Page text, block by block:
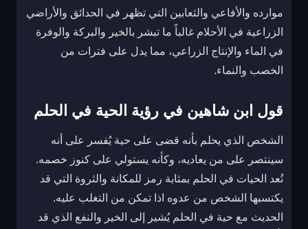
موارده والأفاعي والثعابين التي تظهر في الحدائق والأراضي
الزراعية في الأحلام غالباً ما تبشر بالخير والبركة والوفرة
في الماء والإنتاج الزراعي، مما يدل على فترات من
الخصب والنماء.
قول ابن شاهين في رؤية الحية في الحلم
الشخص الذي يحلم بأنه قضى على حية يُفسر على أنه
سينتصر على من يعاديه، وكأنه يستولي على كنوز خصمه.
تُعد الحيات في الحلم بمثابة رمز للمكانة والثروة التي قد
يكتسبها الشخص من عدوه اذا تمكن من التغلب عليه.
الحديث مع حية في الحلم يُشير إلى الخير والنفع الذي قد